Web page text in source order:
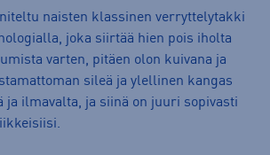
naisten klassinen verryttelytakki
joka siirtää hien pois iholta
varten, pitäen olon kuivana ja
sileä ja ylellinen kangas
ja ilmavalta, ja siinä on juuri sopivasti